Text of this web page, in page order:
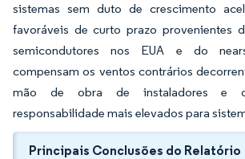
sistemas sem duto de crescimento
favoráveis de curto prazo provenientes
semicondutores nos EUA e do
compensam os ventos contrários
mão de obra de instaladores e
responsabilidade mais elevados para
Principais Conclusões do Relatório